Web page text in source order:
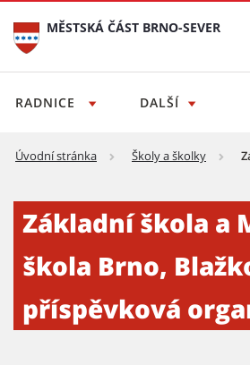
MĚSTSKÁ ČÁST BRNO-SEVER
RADNICE DALŠÍ
Úvodní stránka Školy a školky
Základní škola a
škola Brno,
příspěvková